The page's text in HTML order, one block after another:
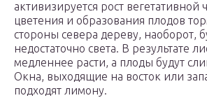
активизируется рост вегетативной
цветения и образования плодов
стороны севера дереву, наоборот,
недостаточно света. В результате
медленнее расти, а плоды будут
Окна, выходящие на восток или
подходят лимону.